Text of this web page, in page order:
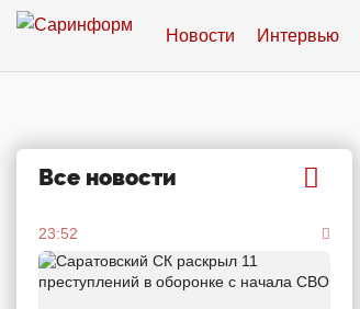
Новости Интервью
Все новости
23:52